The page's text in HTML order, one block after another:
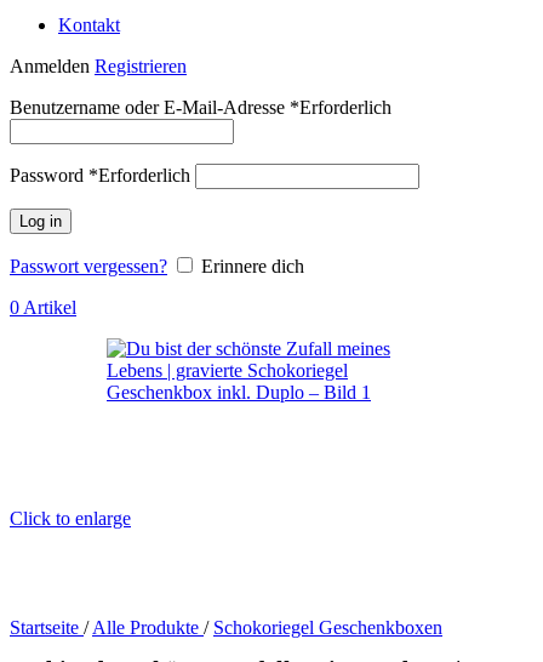
Kontakt
Anmelden Registrieren
Benutzername oder E-Mail-Adresse *Erforderlich
Password *Erforderlich
Log in
Passwort vergessen?
Erinnere dich
0 Artikel
Click to enlarge
Startseite / Alle Produkte / Schokoriegel Geschenkboxen